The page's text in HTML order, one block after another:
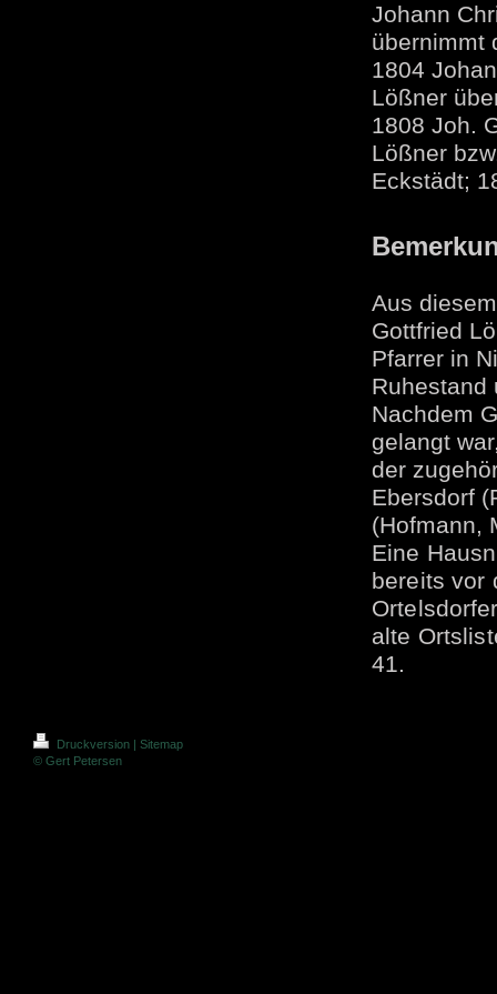
Johann
übernimmt
1804
Lößner
1808 Joh.
Lößner
Eckstädt;
Aus
Gottfried
Pfarrer in
Ruhestand
Nachdem
gelangt
der
Ebersdorf
(Hofmann,
Eine
bereits vor
alte
41.
Druckversion | Sitemap
© Gert Petersen